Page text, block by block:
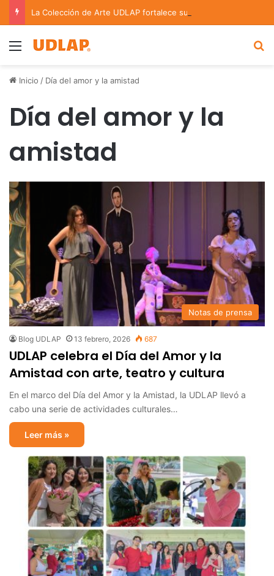
Menu
Inicio / Día del amor y la amistad
Día del amor y la
amistad
Notas de prensa
Blog UDLAP 13 febrero, 2026 687
UDLAP celebra el Día del Amor y la
Amistad con arte, teatro y cultura
En el marco del Día del Amor y la Amistad, la UDLAP llevó a
cabo una serie de actividades culturales…
Leer más »